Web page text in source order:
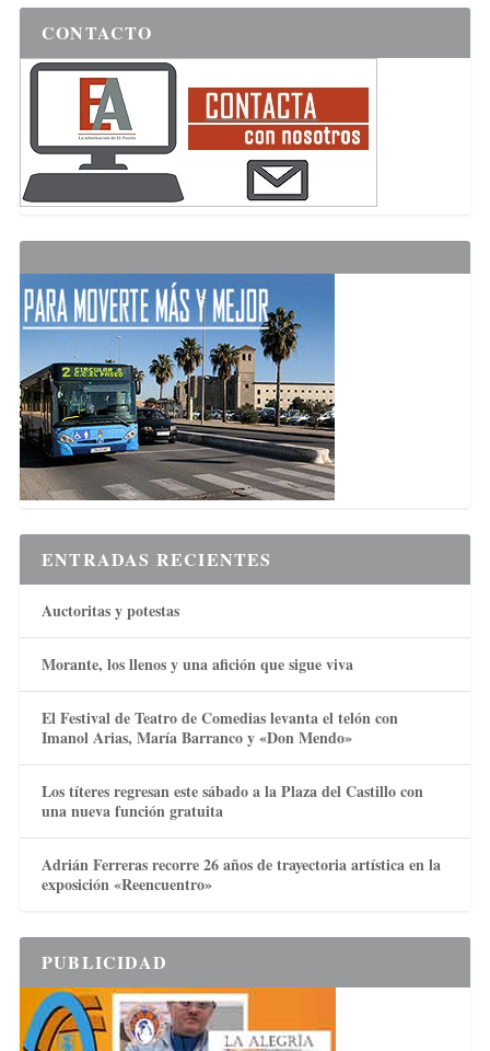
CONTACTO
ENTRADAS RECIENTES
Auctoritas y potestas
Morante, los llenos y una afición que sigue viva
El Festival de Teatro de Comedias levanta el telón con
Imanol Arias, María Barranco y «Don Mendo»
Los títeres regresan este sábado a la Plaza del Castillo con
una nueva función gratuita
Adrián Ferreras recorre 26 años de trayectoria artística en la
exposición «Reencuentro»
PUBLICIDAD